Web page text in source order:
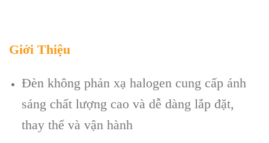
Giới Thiệu
Đèn không phản xạ halogen cung cấp ánh
sáng chất lượng cao và dễ dàng lắp đặt,
thay thế và vận hành